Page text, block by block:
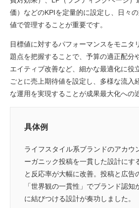
価）などのKPIを定量的に設定し、日々
値で管理することが重要です。
目標値に対するパフォーマンスをモニタ
題点を把握することで、予算の適正配分
エイティブ改善など、細かな最適化に役
ごとに売上期待値を設定し、多様な流入
な運用を実現することが成果最大化への
具体例
ライフスタイル系ブランドのアカウ
ーガニック投稿を一貫した設計にす
と反応率が大幅に改善。投稿と広告
「世界観の一貫性」でブランド認知
に結びつける設計が奏功しました。